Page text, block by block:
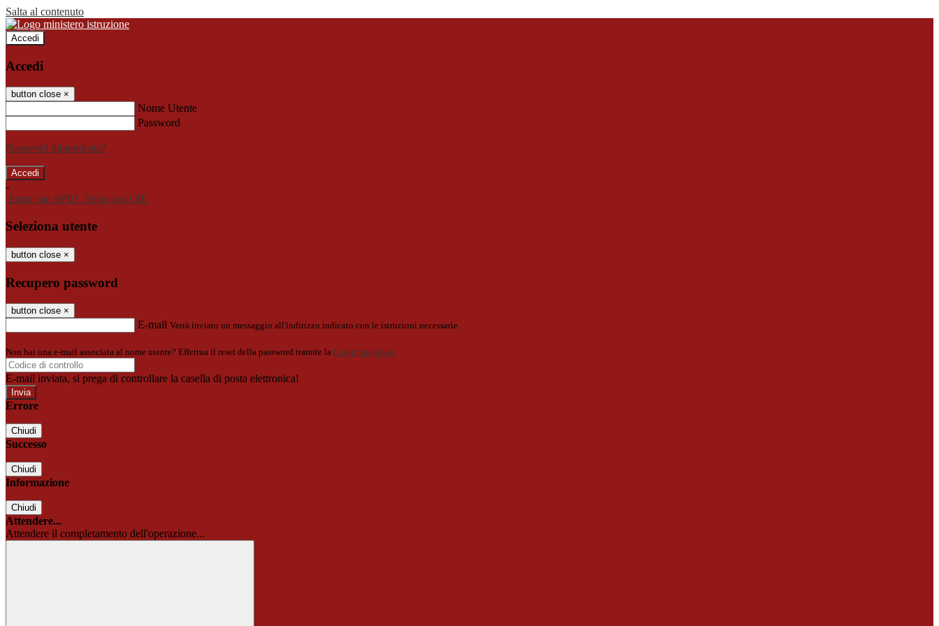
Salta al contenuto
Accedi
Accedi
button close ×
Nome Utente
Password
Password dimenticata?
-
Entra con SPID Entra con CIE
Seleziona utente
button close ×
Recupero password
button close ×
E-mail Verrà inviato un messaggio all'indirizzo indicato con le istruzioni necessarie.
Non hai una e-mail associata al nome utente? Effettua il reset della password tramite la Login Spaggiari
E-mail inviata, si prega di controllare la casella di posta elettronica!
Errore
Chiudi
Successo
Chiudi
Informazione
Chiudi
Attendere...
Attendere il completamento dell'operazione...